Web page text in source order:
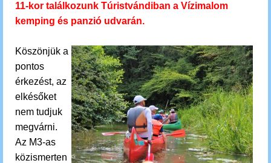
11-kor találkozunk Túristvándiban a Vízimalom
kemping és panzió udvarán.
Köszönjük a
pontos
érkezést, az
elkésőket
nem tudjuk
megvárni.
Az M3-as
közismerten